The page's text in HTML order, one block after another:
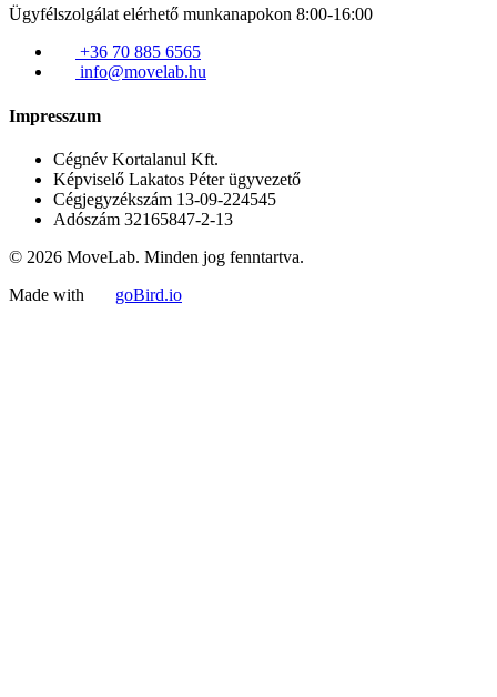
Ügyfélszolgálat elérhető munkanapokon 8:00-16:00
+36 70 885 6565
info@movelab.hu
Impresszum
Cégnév Kortalanul Kft.
Képviselő Lakatos Péter ügyvezető
Cégjegyzékszám 13-09-224545
Adószám 32165847-2-13
© 2026 MoveLab. Minden jog fenntartva.
Made with
goBird.io